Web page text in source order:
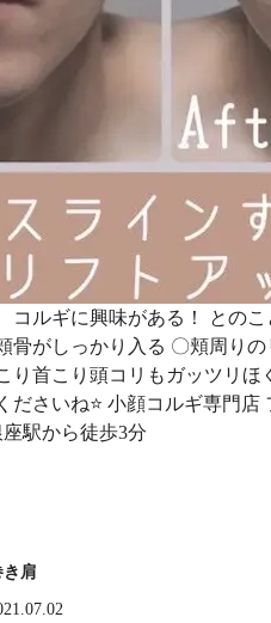
コルギに興味がある！ との
骨がしっかり入る 〇頬周り
り首こり頭コリもガッツリ
ださいね⭐️ 小顔コルギ専門
駅から徒歩3分
き肩